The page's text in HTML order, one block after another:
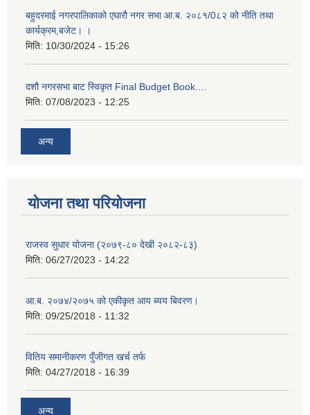
बहुदरमाई नगरपालिकाको एघारौ नगर सभा आ.ब. २०८१/0८२ को नीति तथा
कार्यक्रम,बजेट। ।
मिति: 10/30/2024 - 15:26
दशौ नगरसभा बाट स्विकृत Final Budget Book....
मिति: 07/08/2023 - 12:25
अन्य
योजना तथा परियोजना
राजस्व सुधार योजना (२०७९-८० देखी २०८२-८३)
मिति: 06/27/2023 - 14:22
आ.ब. २०७४/२०७५ को एकीकृत आय ब्यय बिवरण।
मिति: 09/25/2018 - 11:32
वितिय समानीकरण पुँजीगत खर्च तर्फ
मिति: 04/27/2018 - 16:39
अन्य